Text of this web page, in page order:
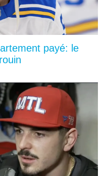
payé: le